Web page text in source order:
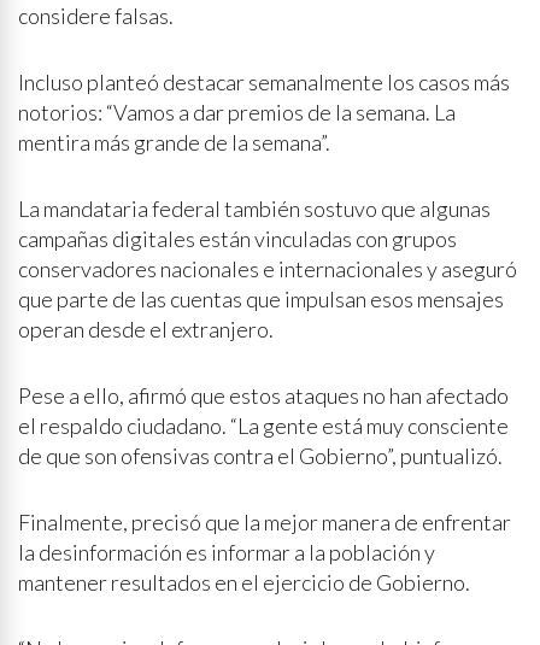
considere falsas.
Incluso planteó destacar semanalmente los casos más
notorios: “Vamos a dar premios de la semana. La
mentira más grande de la semana”.
La mandataria federal también sostuvo que algunas
campañas digitales están vinculadas con grupos
conservadores nacionales e internacionales y aseguró
que parte de las cuentas que impulsan esos mensajes
operan desde el extranjero.
Pese a ello, afirmó que estos ataques no han afectado
el respaldo ciudadano. “La gente está muy consciente
de que son ofensivas contra el Gobierno”, puntualizó.
Finalmente, precisó que la mejor manera de enfrentar
la desinformación es informar a la población y
mantener resultados en el ejercicio de Gobierno.